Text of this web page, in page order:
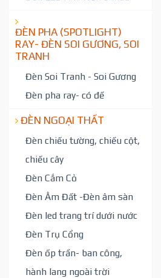
ĐÈN PHA (SPOTLIGHT)
RAY- ĐÈN SOI GƯƠNG, SOI
TRANH
Đèn Soi Tranh - Soi Gương
Đèn pha ray- có đế
ĐÈN NGOẠI THẤT
Đèn chiếu tường, chiếu cột,
chiếu cây
Đèn Cắm Cỏ
Đèn Âm Đất -Đèn âm sàn
Đèn led trang trí dưới nước
Đèn Trụ Cổng
Đèn ốp trần- ban công,
hành lang ngoài trời